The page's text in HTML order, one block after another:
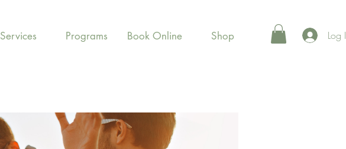
Services Programs Book Online Shop Log